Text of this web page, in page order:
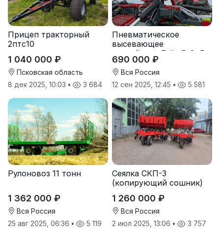
Прицеп тракторный
2птс10
1 040 000 ₽
Псковская область
8 дек 2025, 10:03 • 3 684
Пневматическое
высевающее
устройство Folio R-8, R-
12
690 000 ₽
Вся Россия
12 сен 2025, 12:45 • 5 581
Рулоновоз 11 тонн
1 362 000 ₽
Вся Россия
25 авг 2025, 06:36 • 5 119
Сеялка СКП-3
(копирующий сошник)
1 260 000 ₽
Вся Россия
2 июл 2025, 13:06 • 3 757